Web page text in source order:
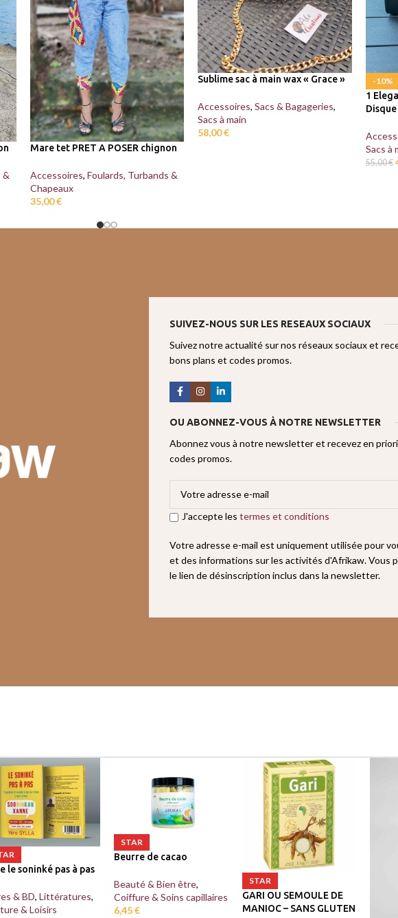
&
Mare tet PRET A POSER chignon
Accessoires, Foulards, Turbands &
Chapeaux
35,00€
Sublime sac à main wax « Grace »
Accessoires, Sacs & Bagageries,
Sacs à main
58,00€
-10%
1
Disque
Sacs à
55,00€
SUIVEZ-NOUS SUR LES RESEAUX SOCIAUX
Suivez notre actualité sur nos réseaux sociaux et
bons plans et codes promos.
OU ABONNEZ-VOUS À NOTRE NEWSLETTER
Abonnez vous à notre newsletter et recevez en
codes promos.
J'accepte les termes et conditions
Votre adresse e-mail est uniquement utilisée pour
et des informations sur les activités d'Afrikaw. Vous
le lien de désinscription inclus dans la newsletter.
le soninké pas à pas
& BD, Littératures,
& Loisirs
STAR
Beurre de cacao
Beauté & Bien être,
Coiffure & Soins capillaires
6,45€
STAR
GARI OU SEMOULE DE
MANIOC – SANS GLUTEN